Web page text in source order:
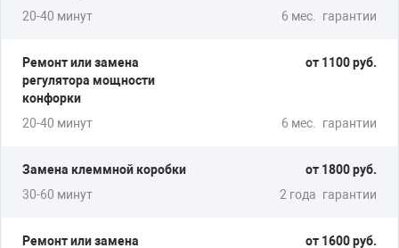
20-40 минут 6 мес. гарантии
Ремонт или замена
регулятора мощности
конфорки
от 1100 руб.
20-40 минут 6 мес. гарантии
Замена клеммной коробки
от 1800 руб.
30-60 минут
2 года гарантии
Ремонт или замена
от 1600 руб.